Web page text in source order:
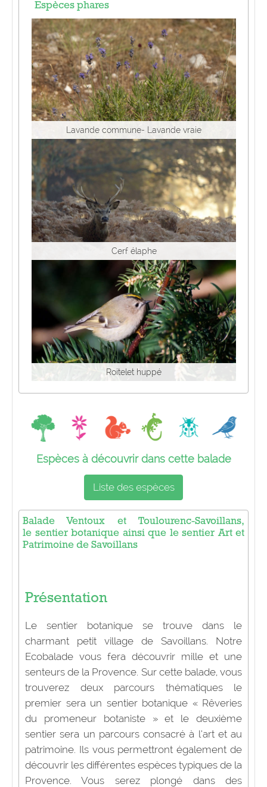
Espèces phares
Lavande commune- Lavande vraie
Cerf élaphe
Roitelet huppé
Espèces à découvrir dans cette balade
Liste des espèces
Balade Ventoux et Toulourenc-Savoillans,
le sentier botanique ainsi que le sentier Art et
Patrimoine de Savoillans
Présentation
Le sentier botanique se trouve dans le
charmant petit village de Savoillans. Notre
Ecobalade vous fera découvrir mille et une
senteurs de la Provence. Sur cette balade, vous
trouverez deux parcours thématiques le
premier sera un sentier botanique « Rêveries
du promeneur botaniste » et le deuxième
sentier sera un parcours consacré à l’art et au
patrimoine. Ils vous permettront également de
découvrir les différentes espèces typiques de la
Provence. Vous serez plongé dans des